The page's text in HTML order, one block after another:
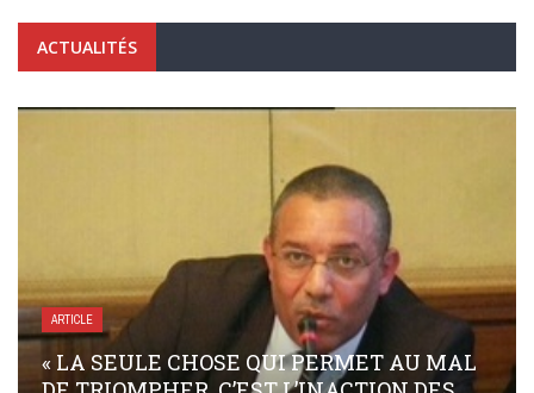
ACTUALITÉS
ARTICLE
« LA SEULE CHOSE QUI PERMET AU MAL